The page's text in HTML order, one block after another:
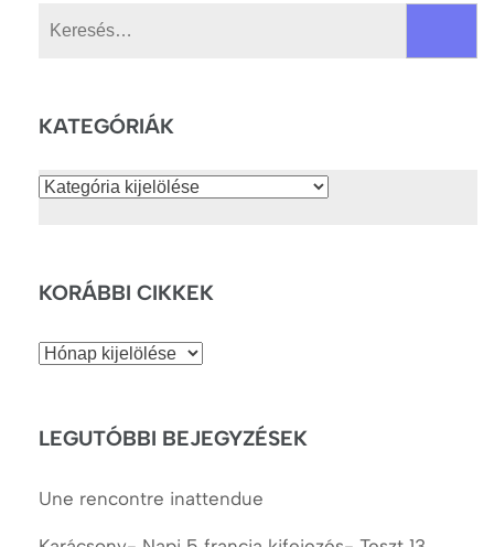
KATEGÓRIÁK
Kategóriák
KORÁBBI CIKKEK
Korábbi
LEGUTÓBBI BEJEGYZÉSEK
Une rencontre inattendue